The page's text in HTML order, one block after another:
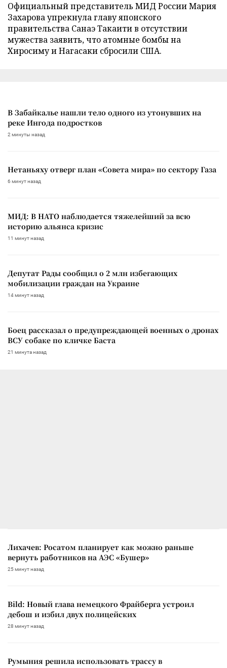
Официальный представитель МИД России Мария
Захарова упрекнула главу японского
правительства Санаэ Такаити в отсутствии
мужества заявить, что атомные бомбы на
Хиросиму и Нагасаки сбросили США.
В Забайкалье нашли тело одного из утонувших на
реке Ингода подростков
2 минуты назад
Нетаньяху отверг план «Совета мира» по сектору Газа
6 минут назад
МИД: В НАТО наблюдается тяжелейший за всю
историю альянса кризис
11 минут назад
Депутат Рады сообщил о 2 млн избегающих
мобилизации граждан на Украине
14 минут назад
Боец рассказал о предупреждающей военных о дронах
ВСУ собаке по кличке Баста
21 минута назад
Лихачев: Росатом планирует как можно раньше
вернуть работников на АЭС «Бушер»
25 минут назад
Bild: Новый глава немецкого Фрайберга устроил
дебош и избил двух полицейских
28 минут назад
Румыния решила использовать трассу в